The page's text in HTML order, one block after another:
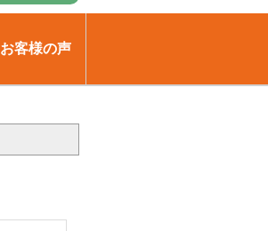
お客様の声